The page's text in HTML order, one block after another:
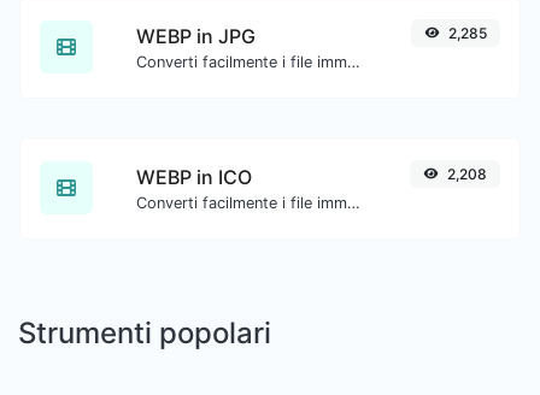
WEBP in JPG
Converti facilmente i file immagine WEBP in JPG.
2,285
WEBP in ICO
Converti facilmente i file immagine WEBP in ICO.
2,208
Strumenti popolari